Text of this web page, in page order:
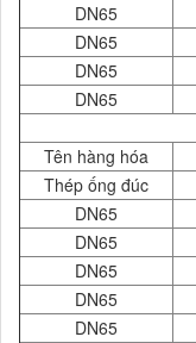
DN65
DN65
DN65
DN65
Tên hàng hóa
Thép ống đúc
DN65
DN65
DN65
DN65
DN65